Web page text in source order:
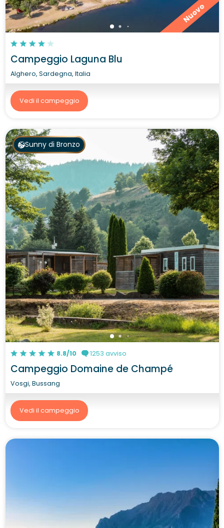
Nuovo
Campeggio Laguna Blu
Alghero, Sardegna, Italia
Vedi il campeggio
Sunny di Bronzo
8.8/10 1253 avviso
Campeggio Domaine de Champé
Vosgi, Bussang
Vedi il campeggio